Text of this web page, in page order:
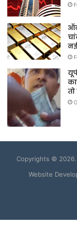
Copyrights © 2026.
Website